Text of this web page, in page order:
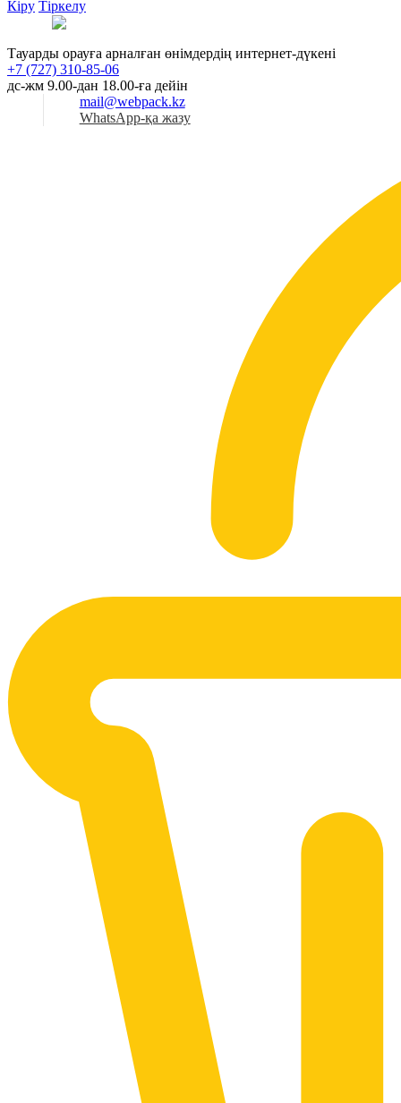
Кіру Тіркелу
Тауарды орауға арналған өнімдердің интернет-дүкені
+7 (727) 310-85-06
дс-жм 9.00-дан 18.00-ға дейін
mail@webpack.kz
WhatsApp-қа жазу